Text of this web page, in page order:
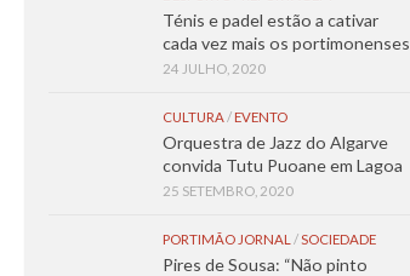
Ténis e padel estão a cativar
cada vez mais os portimonenses
24 JULHO, 2020
CULTURA/ EVENTO
Orquestra de Jazz do Algarve
convida Tutu Puoane em Lagoa
25 SETEMBRO, 2020
PORTIMÃO JORNAL /SOCIEDADE
Pires de Sousa: “Não pinto